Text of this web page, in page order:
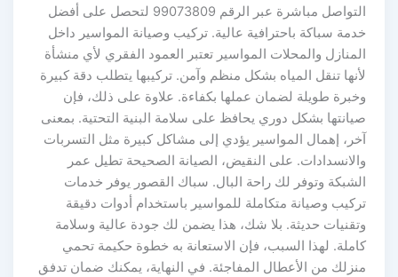
التواصل مباشرة عبر الرقم 99073809 لتحصل على أفضل
خدمة سباكة باحترافية عالية. تركيب وصيانة المواسير داخل
المنازل والمحلات المواسير تعتبر العمود الفقري لأي منشأة
لأنها تنقل المياه بشكل منظم وآمن. تركيبها يتطلب دقة كبيرة
وخبرة طويلة لضمان عملها بكفاءة. علاوة على ذلك، فإن
صيانتها بشكل دوري يحافظ على سلامة البنية التحتية. بمعنى
آخر، إهمال المواسير يؤدي إلى مشاكل كبيرة مثل التسربات
والانسدادات. على النقيض، الصيانة الصحيحة تطيل عمر
الشبكة وتوفر لك راحة البال. سباك القصور يوفر خدمات
تركيب وصيانة متكاملة للمواسير باستخدام أدوات دقيقة
وتقنيات حديثة. بلا شك، هذا يضمن لك جودة عالية وسلامة
كاملة. لهذا السبب، فإن الاستعانة به خطوة حكيمة تحمي
منزلك من الأعطال المفاجئة. في النهاية، يمكنك ضمان تدفق